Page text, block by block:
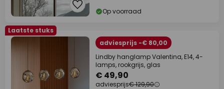
Op voorraad
Laatste stuks
adviesprijs -€ 80,00
Lindby hanglamp Valentina, E14, 4-
lamps, rookgrijs, glas
€ 49,90
adviesprijs€ 129,90